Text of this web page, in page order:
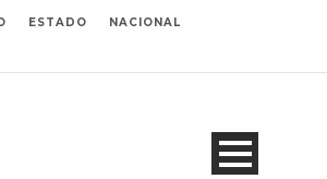
ESTADO NACIONAL